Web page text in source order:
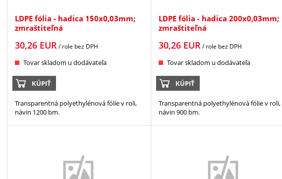
LDPE fólia - hadica 150x0,03mm;
zmraštiteľná
30,26EUR/ role bez DPH
Tovar skladom u dodávateľa
KÚPIŤ
Transparentná polyethylénová fólie v roli,
návin 1200 bm.
LDPE fólia - hadica 200x0,03mm;
zmraštiteľná
30,26EUR/ role bez DPH
Tovar skladom u dodávateľa
KÚPIŤ
Transparentná polyethylénová fólie v roli,
návin 900 bm.